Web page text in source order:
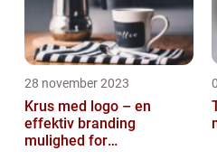
28 november 2023
Krus med logo – en
effektiv branding
mulighed for